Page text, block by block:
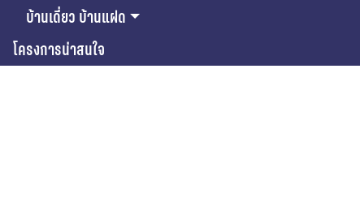
บ้านเดี่ยว บ้านแฝด
โครงการน่าสนใจ